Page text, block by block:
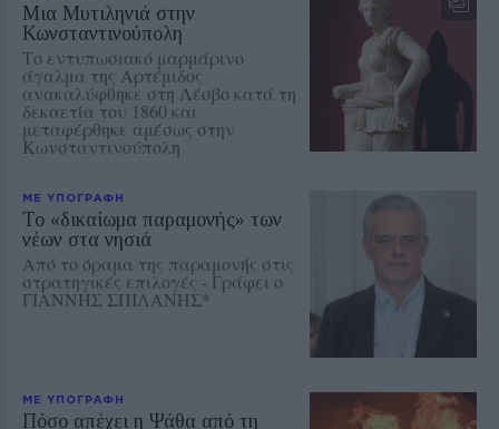
Μια Μυτιληνιά στην
Κωνσταντινούπολη
Tο εντυπωσιακό μαρμάρινο
άγαλμα της Αρτέμιδος
ανακαλύφθηκε στη Λέσβο κατά τη
δεκαετία του 1860 και
μεταφέρθηκε αμέσως στην
Κωνσταντινούπολη
ΜΕ ΥΠΟΓΡΑΦΗ
Το «δικαίωμα παραμονής» των
νέων στα νησιά
Από το όραμα της παραμονής στις
στρατηγικές επιλογές - Γράφει ο
ΓΙΑΝΝΗΣ ΣΠΙΛΑΝΗΣ*
ΜΕ ΥΠΟΓΡΑΦΗ
Πόσο απέχει η Ψάθα από τη